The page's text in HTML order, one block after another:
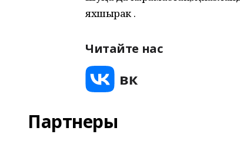
яхшырак .
Читайте нас
Партнеры